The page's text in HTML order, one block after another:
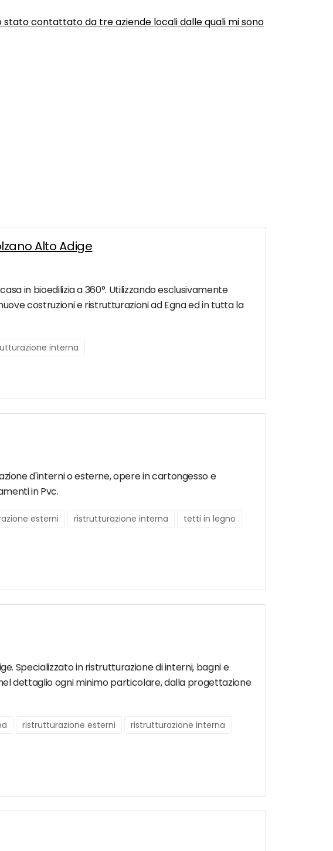
stato contattato da tre aziende locali dalle quali mi sono
Alto Adige
in bioedilizia a 360°. Utilizzando esclusivamente
costruzioni e ristrutturazioni ad Egna ed in tutta la
interna
d'interni o esterne, opere in cartongesso e
in Pvc.
esterni ristrutturazione interna
tetti in legno
Specializzato in ristrutturazione di interni, bagni e
dettaglio ogni minimo particolare, dalla progettazione
ristrutturazione esterni
ristrutturazione interna